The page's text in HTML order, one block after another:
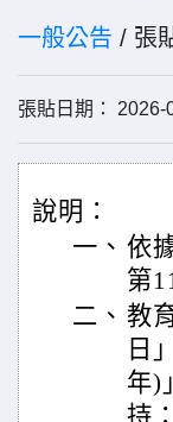
一般公告 / 張
張貼日期：
說明：
一、 依
第
二、 教
日
年)
持